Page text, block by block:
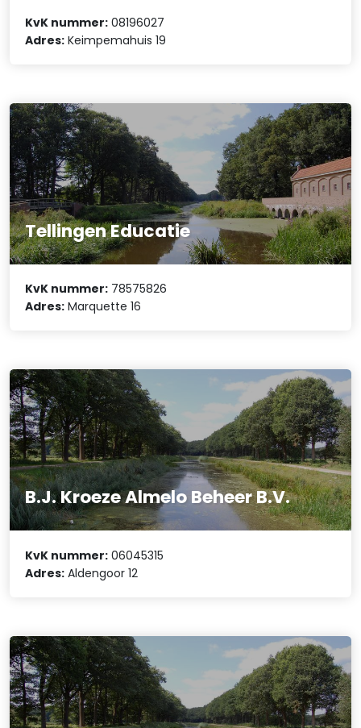
KvK nummer: 08196027
Adres: Keimpemahuis 19
Tellingen Educatie
KvK nummer: 78575826
Adres: Marquette 16
B.J. Kroeze Almelo Beheer B.V.
KvK nummer: 06045315
Adres: Aldengoor 12